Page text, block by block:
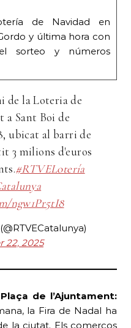
de Navidad en
y última hora con
sorteo y números
de la Loteria de
a Sant Boi de
ubicat al barri de
3 milions d'euros
#RTVELotería
ngw1Pr5tI8
22, 2025
de l’Ajuntament:
la Fira de Nadal ha
la ciutat. Els comerços